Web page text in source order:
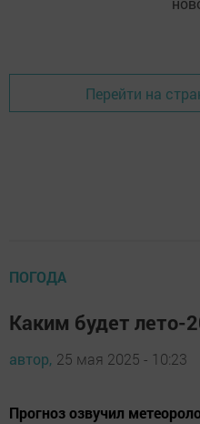
Перейти на
ПОГОДА
Каким будет лето-
автор, 25 мая 2025 - 10:23
Прогноз озвучил